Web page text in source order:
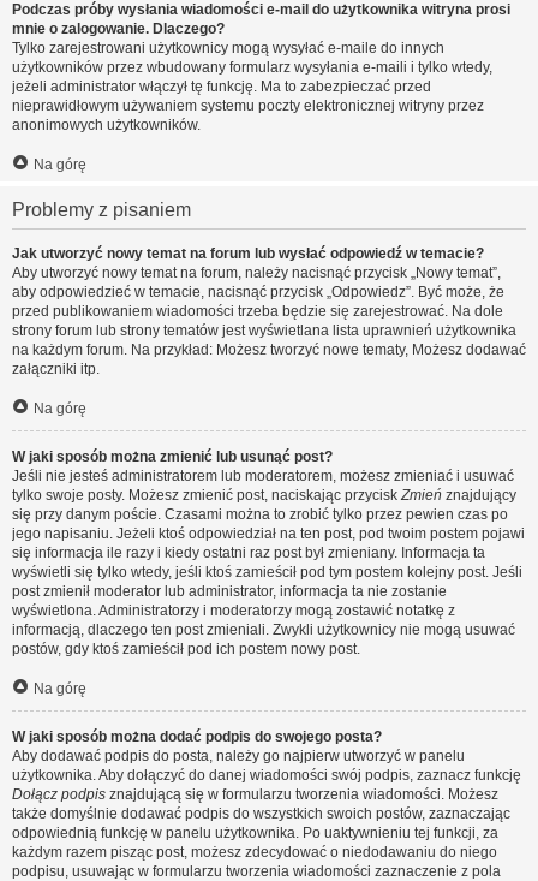
Podczas próby wysłania wiadomości e-mail do użytkownika witryna prosi
mnie o zalogowanie. Dlaczego?
Tylko zarejestrowani użytkownicy mogą wysyłać e-maile do innych
użytkowników przez wbudowany formularz wysyłania e-maili i tylko wtedy,
jeżeli administrator włączył tę funkcję. Ma to zabezpieczać przed
nieprawidłowym używaniem systemu poczty elektronicznej witryny przez
anonimowych użytkowników.
Na górę
Problemy z pisaniem
Jak utworzyć nowy temat na forum lub wysłać odpowiedź w temacie?
Aby utworzyć nowy temat na forum, należy nacisnąć przycisk „Nowy temat”,
aby odpowiedzieć w temacie, nacisnąć przycisk „Odpowiedz”. Być może, że
przed publikowaniem wiadomości trzeba będzie się zarejestrować. Na dole
strony forum lub strony tematów jest wyświetlana lista uprawnień użytkownika
na każdym forum. Na przykład: Możesz tworzyć nowe tematy, Możesz dodawać
załączniki itp.
Na górę
W jaki sposób można zmienić lub usunąć post?
Jeśli nie jesteś administratorem lub moderatorem, możesz zmieniać i usuwać
tylko swoje posty. Możesz zmienić post, naciskając przyciskZmień znajdujący
się przy danym poście. Czasami można to zrobić tylko przez pewien czas po
jego napisaniu. Jeżeli ktoś odpowiedział na ten post, pod twoim postem pojawi
się informacja ile razy i kiedy ostatni raz post był zmieniany. Informacja ta
wyświetli się tylko wtedy, jeśli ktoś zamieścił pod tym postem kolejny post. Jeśli
post zmienił moderator lub administrator, informacja ta nie zostanie
wyświetlona. Administratorzy i moderatorzy mogą zostawić notatkę z
informacją, dlaczego ten post zmieniali. Zwykli użytkownicy nie mogą usuwać
postów, gdy ktoś zamieścił pod ich postem nowy post.
Na górę
W jaki sposób można dodać podpis do swojego posta?
Aby dodawać podpis do posta, należy go najpierw utworzyć w panelu
użytkownika. Aby dołączyć do danej wiadomości swój podpis, zaznacz funkcję
Dołącz podpis znajdującą się w formularzu tworzenia wiadomości. Możesz
także domyślnie dodawać podpis do wszystkich swoich postów, zaznaczając
odpowiednią funkcję w panelu użytkownika. Po uaktywnieniu tej funkcji, za
każdym razem pisząc post, możesz zdecydować o niedodawaniu do niego
podpisu, usuwając w formularzu tworzenia wiadomości zaznaczenie z pola